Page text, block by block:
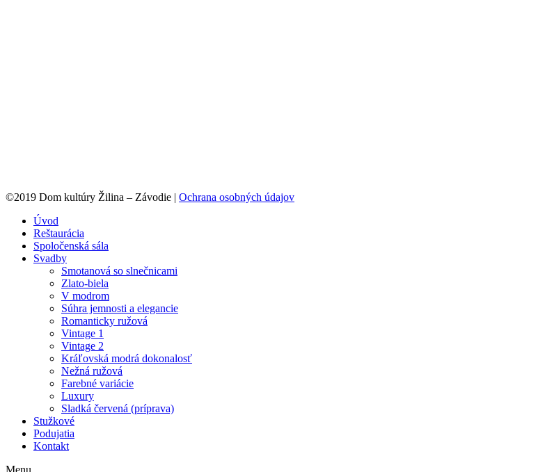
©2019 Dom kultúry Žilina – Závodie | Ochrana osobných údajov
Úvod
Reštaurácia
Spoločenská sála
Svadby
Smotanová so slnečnicami
Zlato-biela
V modrom
Súhra jemnosti a elegancie
Romanticky ružová
Vintage 1
Vintage 2
Kráľovská modrá dokonalosť
Nežná ružová
Farebné variácie
Luxury
Sladká červená (príprava)
Stužkové
Podujatia
Kontakt
Menu